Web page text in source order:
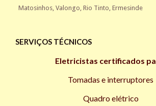
Matosinhos, Valongo, Rio Tinto, Ermesinde
SERVIÇOS TÉCNICOS
Eletricistas certificados
Tomadas e interruptores
Quadro elétrico